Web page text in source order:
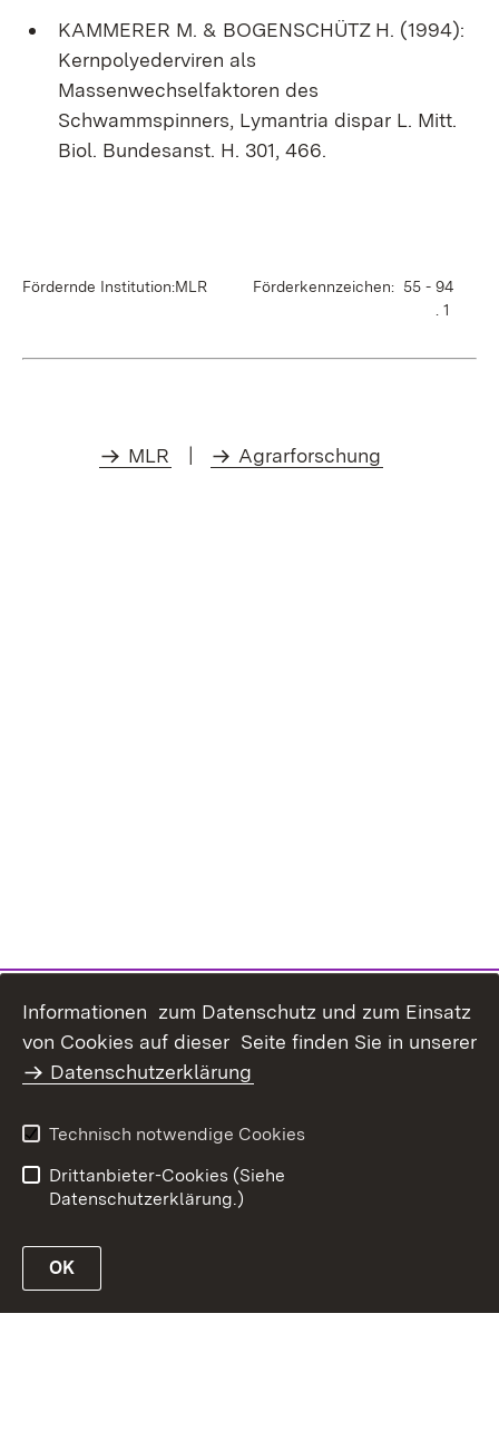
KAMMERER M. & BOGENSCHÜTZ H. (1994):
Kernpolyederviren als
Massenwechselfaktoren des
Schwammspinners, Lymantria dispar L. Mitt.
Biol. Bundesanst. H. 301, 466.
Fördernde Institution:MLR
Förderkennzeichen: 55 - 94
. 1
MLR Agrarforschung
Inhaltsübersicht
Kontakt
Barrierefreiheit
Benutzungshinweise
Informationen zum Datenschutz und zum Einsatz
von Cookies auf dieser Seite finden Sie in unserer
Datenschutzerklärung
Technisch notwendige Cookies
Drittanbieter-Cookies (Siehe
Datenschutzerklärung.)
OK